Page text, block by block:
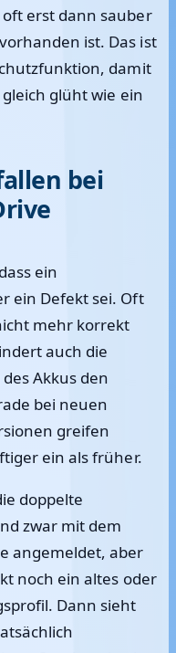
erst dann sauber
ist. Das ist
damit
glüht wie ein
bei
ein
ein Defekt sei. Oft
mehr korrekt
auch die
Akkus den
bei neuen
greifen
ein als früher.
doppelte
zwar mit dem
angemeldet, aber
noch ein altes oder
Dann sieht